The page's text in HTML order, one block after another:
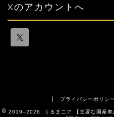
Xのアカウントへ
プライバシーポリシー
2019–2026 くるまニア 【主要な国産車